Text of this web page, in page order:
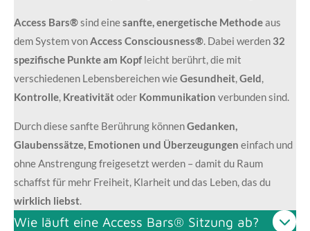
Access Bars®sind einesanfte, energetische Methodeaus
dem System vonAccess Consciousness®. Dabei werden 32
spezifische Punkte am Kopf leicht berührt, die mit
verschiedenen Lebensbereichen wieGesundheit,Geld,
Kontrolle, Kreativitätoder Kommunikation verbunden sind.
Durch diese sanfte Berührung könnenGedanken,
Glaubenssätze, Emotionen und Überzeugungen einfach und
ohne Anstrengung freigesetzt werden – damit du Raum
schaffst für mehr Freiheit, Klarheit und das Leben, das du
wirklich liebst.
Wie läuft eine Access Bars® Sitzung ab?